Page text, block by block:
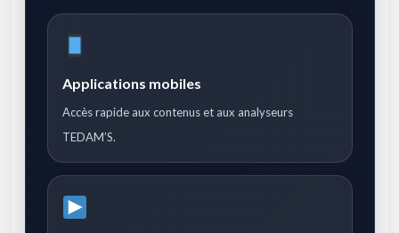
Applications mobiles
Accès rapide aux contenus et aux analyseurs
TEDAM’S.